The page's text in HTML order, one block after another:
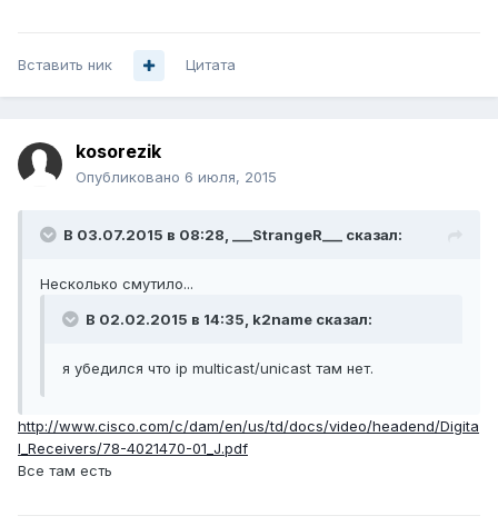
Вставить ник Цитата
kosorezik
Опубликовано 6 июля, 2015
В 03.07.2015 в 08:28, ___StrangeR___ сказал:
Несколько смутило...
В 02.02.2015 в 14:35, k2name сказал:
я убедился что ip multicast/unicast там нет.
http://www.cisco.com/c/dam/en/us/td/docs/video/headend/Digita
l_Receivers/78-4021470-01_J.pdf
Все там есть